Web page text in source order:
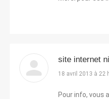
site internet
dit
18 avril 2013 à 22
Pour info, vous